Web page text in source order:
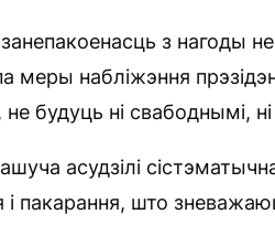
з нагоды
меры набліжэння
будуць ні свабоднымі, ні
асудзілі
і пакарання, што